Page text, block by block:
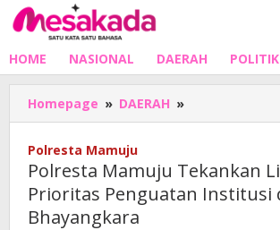
Lewati
ke
HOME NASIONAL DAERAH POLITIK
Homepage » DAERAH »
Mamuju
Prioritas
Penguatan
Polresta Mamuju
Polresta Mamuju Tekankan
Prioritas Penguatan Institusi
Bhayangkara